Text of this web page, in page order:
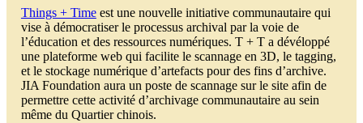
Things + Timeest une nouvelle initiative communautaire qui
vise à démocratiser le processus archival par la voie de
l’éducation et des ressources numériques. T + T a dévéloppé
une plateforme web qui facilite le scannage en 3D, le tagging,
et le stockage numérique d’artefacts pour des fins d’archive.
JIA Foundation aura un poste de scannage sur le site afin de
permettre cette activité d’archivage communautaire au sein
même du Quartier chinois.